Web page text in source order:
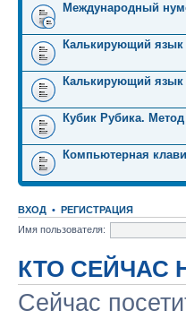
Международный
Калькирующий язык
Калькирующий язык
Кубик Рубика.
Компьютерная
ВХОД • РЕГИСТРАЦИЯ
Имя пользователя:
КТО СЕЙЧАС
Сейчас